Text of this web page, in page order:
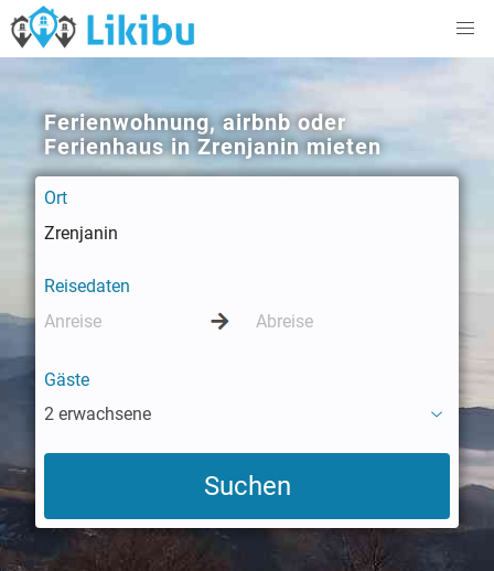
Ferienwohnung, airbnb oder
Ferienhaus in Zrenjanin mieten
Ort
Reisedaten
Gäste
2 erwachsene